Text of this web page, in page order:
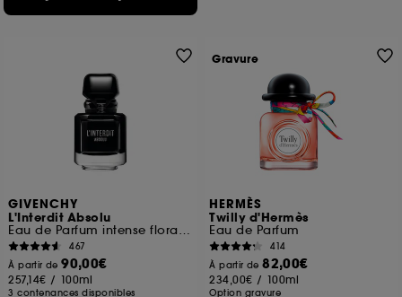
GIVENCHY
L'Interdit Absolu
Eau de Parfum intense florale boisée ambrée pour femme
467
À partir de90,00€
257,14€ / 100ml
3 contenances disponibles
HERMÈS
Twilly d'Hermès
Eau de Parfum
414
À partir de82,00€
234,00€ / 100ml
Option gravure
Gravure